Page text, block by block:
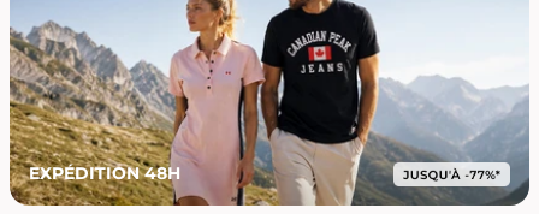
EXPÉDITION 48H